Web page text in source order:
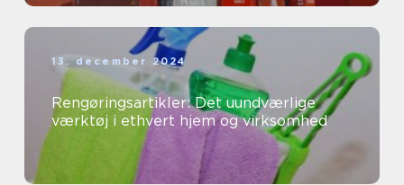
13. december 2024
Rengøringsartikler: Det uundværlige
værktøj i ethvert hjem og virksomhed